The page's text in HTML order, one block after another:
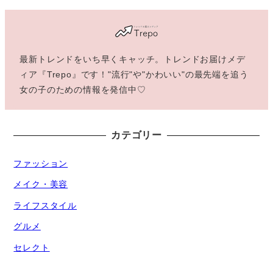
最新トレンドをいち早くキャッチ。トレンドお届けメデ
ィア『Trepo』です！"流行"や"かわいい"の最先端を追う
女の子のための情報を発信中♡
カテゴリー
ファッション
メイク・美容
ライフスタイル
グルメ
セレクト